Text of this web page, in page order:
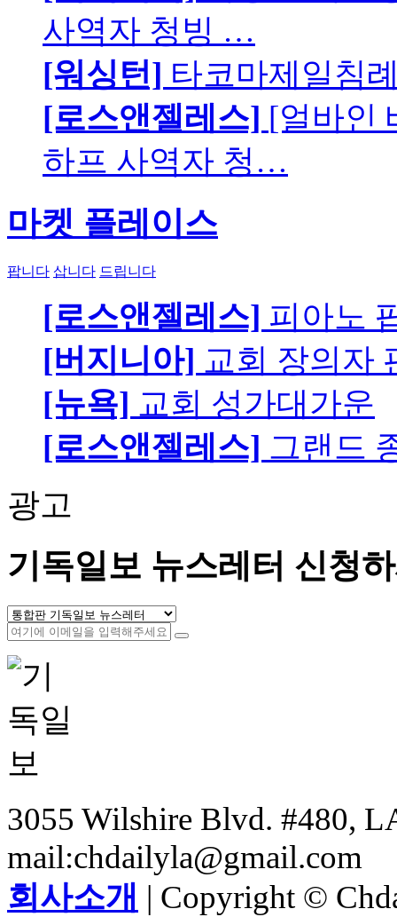
사역자 청빙 …
[워싱턴] 타코마제일침
[로스앤젤레스] [얼바인
하프 사역자 청…
마켓 플레이스
팝니다 삽니다 드립니다
[로스앤젤레스] 피아노
[버지니아] 교회 장의자
[뉴욕] 교회 성가대가운
[로스앤젤레스] 그랜드
광고
기독일보 뉴스레터 신청
3055 Wilshire Blvd. #480,
mail:chdailyla@gmail.com
회사소개 | Copyright ©